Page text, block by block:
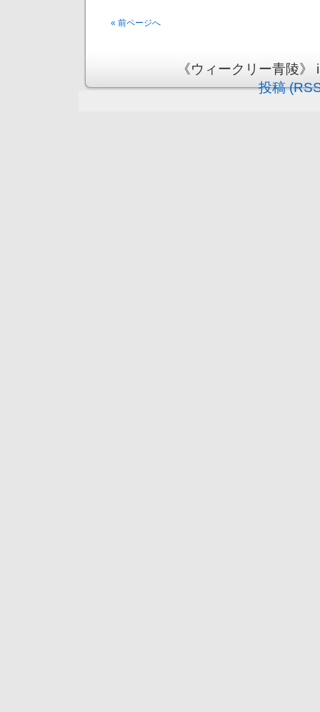
« 前ページへ
《ウィークリー青陵
投稿